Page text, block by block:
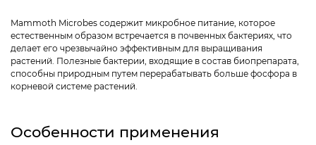
Mammoth Microbes содержит микробное питание, которое
естественным образом встречается в почвенных бактериях, что
делает его чрезвычайно эффективным для выращивания
растений. Полезные бактерии, входящие в состав биопрепарата,
способны природным путем перерабатывать больше фосфора в
корневой системе растений.
Особенности применения